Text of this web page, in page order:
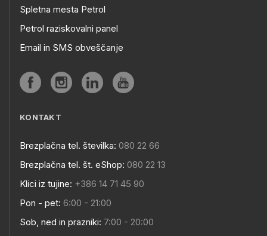
Spletna mesta Petrol
Petrol raziskovalni panel
Email in SMS obveščanje
KONTAKT
Brezplačna tel. številka: 080 22 66
Brezplačna tel. št. eShop: 080 22 13
Klici iz tujine: +386 14 71 45 90
Pon - pet: 6:00 - 21:00
Sob, ned in prazniki: 7:00 - 20:00